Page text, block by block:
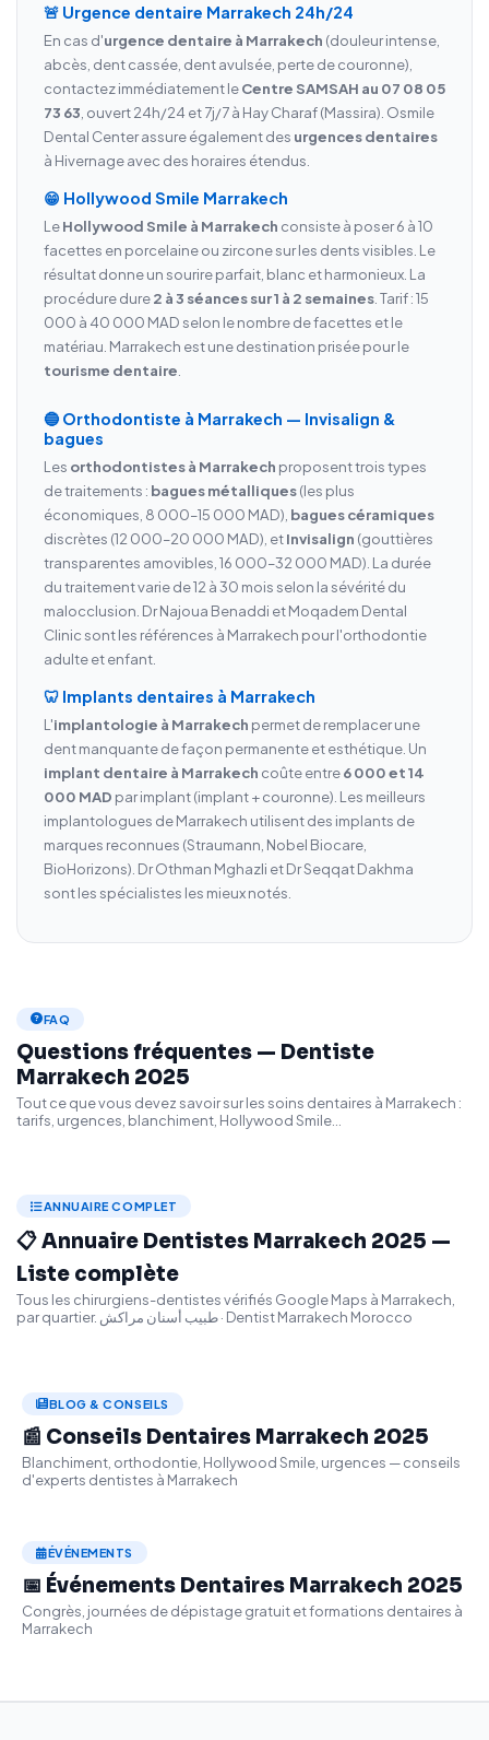
🚨 Urgence dentaire Marrakech 24h/24
En cas d'urgence dentaire à Marrakech (douleur intense,
abcès, dent cassée, dent avulsée, perte de couronne),
contactez immédiatement leCentre SAMSAH au 07 08 05
73 63 , ouvert 24h/24 et 7j/7 à Hay Charaf (Massira). Osmile
Dental Center assure également des urgences dentaires
à Hivernage avec des horaires étendus.
😁 Hollywood Smile Marrakech
LeHollywood Smile à Marrakech consiste à poser 6 à 10
facettes en porcelaine ou zircone sur les dents visibles. Le
résultat donne un sourire parfait, blanc et harmonieux. La
procédure dure2 à 3 séances sur 1 à 2 semaines . Tarif : 15
000 à 40 000 MAD selon le nombre de facettes et le
matériau. Marrakech est une destination prisée pour le
tourisme dentaire
🔵 Orthodontiste à Marrakech — Invisalign &
bagues
Les orthodontistes à Marrakech proposent trois types
de traitements : bagues métalliques(les plus
économiques, 8 000–15 000 MAD), bagues céramiques
discrètes (12 000–20 000 MAD), etInvisalign (gouttières
transparentes amovibles, 16 000–32 000 MAD). La durée
du traitement varie de 12 à 30 mois selon la sévérité du
malocclusion. Dr Najoua Benaddi et Moqadem Dental
Clinic sont les références à Marrakech pour l'orthodontie
adulte et enfant.
🦷 Implants dentaires à Marrakech
L'implantologie à Marrakech permet de remplacer une
dent manquante de façon permanente et esthétique. Un
implant dentaire à Marrakech coûte entre6 000 et 14
000 MAD par implant (implant + couronne). Les meilleurs
implantologues de Marrakech utilisent des implants de
marques reconnues (Straumann, Nobel Biocare,
BioHorizons). Dr Othman Mghazli et Dr Seqqat Dakhma
sont les spécialistes les mieux notés.
FAQ
Questions fréquentes — Dentiste
Marrakech 2025
Tout ce que vous devez savoir sur les soins dentaires à Marrakech :
tarifs, urgences, blanchiment, Hollywood Smile...
ANNUAIRE COMPLET
📋 Annuaire Dentistes Marrakech 2025 —
Liste complète
Tous les chirurgiens-dentistes vérifiés Google Maps à Marrakech,
par quartier. طبيب أسنان مراكش · Dentist Marrakech Morocco
BLOG & CONSEILS
📰 Conseils Dentaires Marrakech 2025
Blanchiment, orthodontie, Hollywood Smile, urgences — conseils
d'experts dentistes à Marrakech
ÉVÉNEMENTS
📅 Événements Dentaires Marrakech 2025
Congrès, journées de dépistage gratuit et formations dentaires à
Marrakech